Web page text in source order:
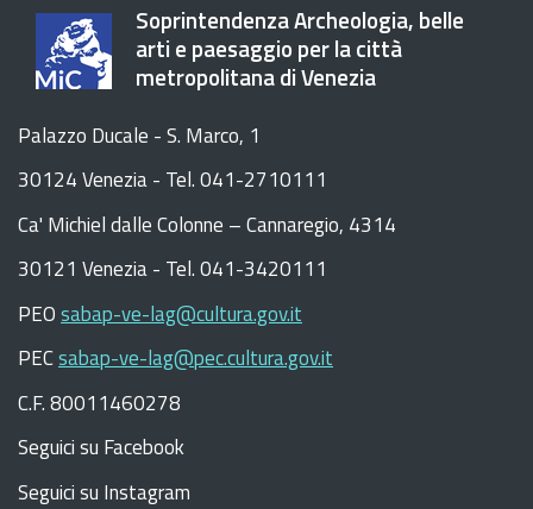
Soprintendenza Archeologia, belle
arti e paesaggio per la città
metropolitana di Venezia
Palazzo Ducale - S. Marco, 1
30124 Venezia - Tel. 041-2710111
Ca' Michiel dalle Colonne – Cannaregio, 4314
30121 Venezia - Tel. 041-3420111
PEOsabap-ve-lag@cultura.gov.it
PECsabap-ve-lag@pec.cultura.gov.it
C.F. 80011460278
Seguici su Facebook
Seguici su Instagram